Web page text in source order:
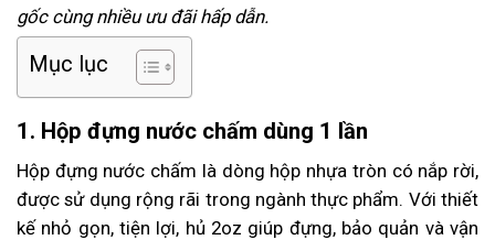
gốc cùng nhiều ưu đãi hấp dẫn.
Mục lục
1. Hộp đựng nước chấm dùng 1 lần
Hộp đựng nước chấm là dòng hộp nhựa tròn có nắp rời,
được sử dụng rộng rãi trong ngành thực phẩm. Với thiết
kế nhỏ gọn, tiện lợi, hủ 2oz giúp đựng, bảo quản và vận